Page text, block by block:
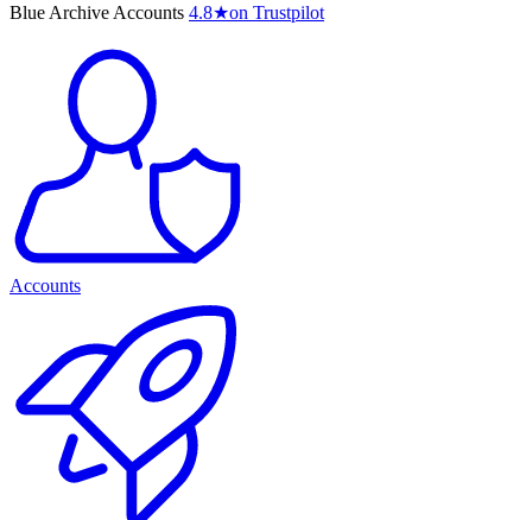
Blue Archive Accounts 4.8★on Trustpilot
Accounts